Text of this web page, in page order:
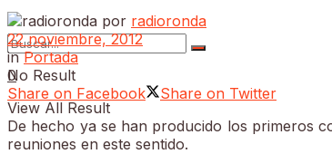
No Result
View All Result
por radioronda
22 noviembre, 2012
in Portada
0
Share on Facebook
Share on Twitter
De hecho ya se han producido los primeros
reuniones en este sentido.